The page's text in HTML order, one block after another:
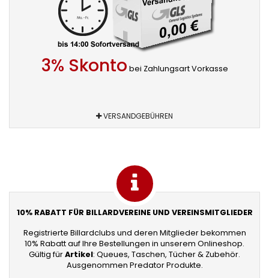
3% Skonto bei Zahlungsart Vorkasse
VERSANDGEBÜHREN
10% RABATT FÜR BILLARDVEREINE UND VEREINSMITGLIEDER
Registrierte Billardclubs und deren Mitglieder bekommen
10% Rabatt auf Ihre Bestellungen in unserem Onlineshop.
Gültig fürArtikel: Queues, Taschen, Tücher & Zubehör.
Ausgenommen Predator Produkte.